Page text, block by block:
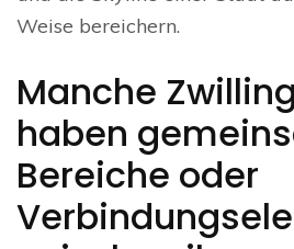
Weise bereichern.
Manche
haben
Bereiche oder